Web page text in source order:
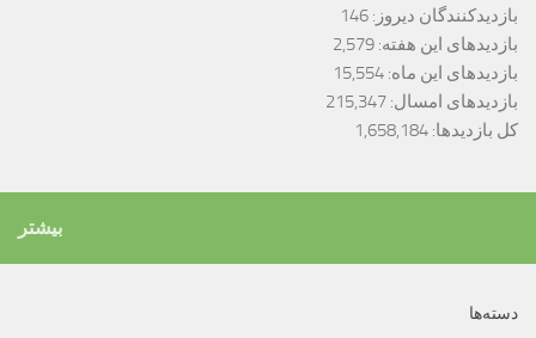
بازدیدکنندگان دیروز: 146
بازدیدهای این هفته: 2,579
بازدیدهای این ماه: 15,554
بازدیدهای امسال: 215,347
کل بازدیدها: 1,658,184
بیشتر
دسته‌ها